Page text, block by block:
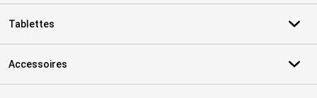
Tablettes
Accessoires